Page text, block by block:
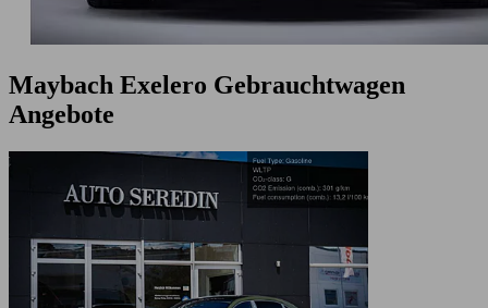
Maybach Exelero Gebrauchtwagen
Angebote